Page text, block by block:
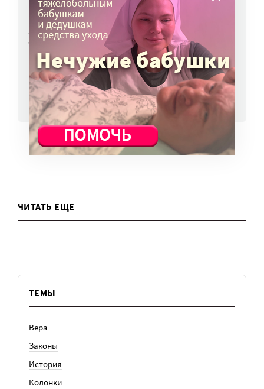
7 авг, 12:57
Загрузи детское фото с бабушкой и стань
частью фильма «Я приду»
7 авг, 12:05
ВСЕ НОВОСТИ
ЧИТАТЬ ЕЩЕ
ТЕМЫ
Вера
Законы
История
Колонки